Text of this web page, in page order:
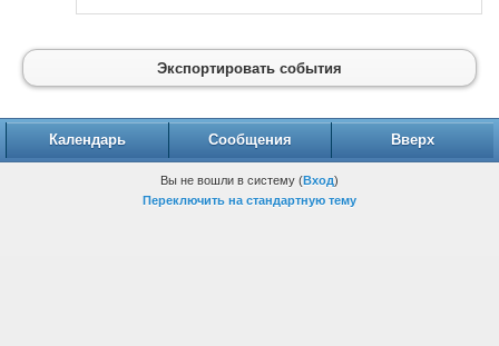
Экспортировать события
Календарь Сообщения Вверх
Вы не вошли в систему (Вход)
Переключить на стандартную тему